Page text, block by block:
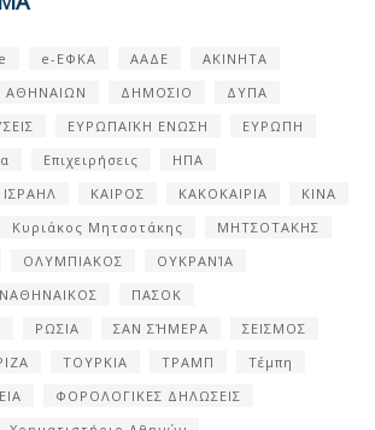
e-ΕΦΚΑ ΑΑΔΕ
ΑΚΙΝΗΤΑ
ΔΗΜΟΣΙΟ
ΔΥΠΑ
ΕΥΡΩΠΑΪΚΗ ΕΝΩΣΗ
ΕΥΡΩΠΗ
Επιχειρήσεις
ΗΠΑ
ΙΣΡΑΗΛ ΚΑΙΡΟΣ ΚΑΚΟΚΑΙΡΙΑ
ΚΙΝΑ
Κυριάκος Μητσοτάκης
ΜΗΤΣΟΤΑΚΗΣ
ΟΛΥΜΠΙΑΚΟΣ
ΟΥΚΡΑΝΊΑ
ΠΑΣΟΚ
ΡΩΣΙΑ ΣΑΝ ΣΉΜΕΡΑ
ΣΕΙΣΜΟΣ
ΤΟΥΡΚΙΑ ΤΡΑΜΠ
Τέμπη
ΦΟΡΟΛΟΓΙΚΕΣ ΔΗΛΩΣΕΙΣ